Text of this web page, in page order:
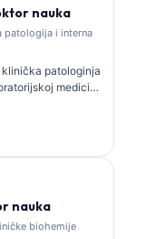
medicine.
nauka
patologija i interna
patologinja
medicini
sertifikate
radove
analizi u
nauka
biohemije